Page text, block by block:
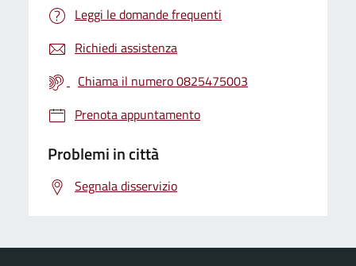
Leggi le domande frequenti
Richiedi assistenza
Chiama il numero 0825475003
Prenota appuntamento
Problemi in città
Segnala disservizio